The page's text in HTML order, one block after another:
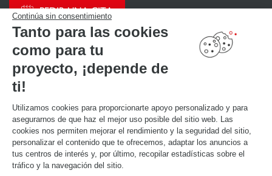
Continúa sin consentimiento
Tanto para las cookies
como para tu
proyecto, ¡depende de
ti!
Utilizamos cookies para proporcionarte apoyo personalizado y para
asegurarnos de que haz el mejor uso posible del sitio web. Las
cookies nos permiten mejorar el rendimiento y la seguridad del sitio,
personalizar el contenido que te ofrecemos, adaptar los anuncios a
tus centros de interés y, por último, recopilar estadísticas sobre el
tráfico y la navegación del sitio.
PEDIR UNA CITA
ENLACES ÚTILES
Promociones
Guías de instalación y mantenimiento
Descarga nuestro catálogo de cocinas, muebles de hogar, baños
ACERCA DE
Noticias del grupo
Únete a nosotros
Abrir una tienda
Schmidt en el mundo